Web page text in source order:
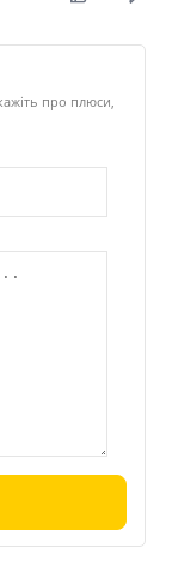
про плюси,